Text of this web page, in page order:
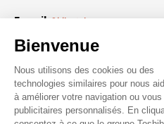
E-mailObligatoire
RGPD
Obligatoire
En cochant cette case, vous acceptez
données personnelles. Pour plus
de données personnelles,cliquez ici.
Bienvenue
Nous utilisons des cookies ou des
technologies similaires pour nous
à améliorer votre navigation ou
publicitaires personnalisés. En